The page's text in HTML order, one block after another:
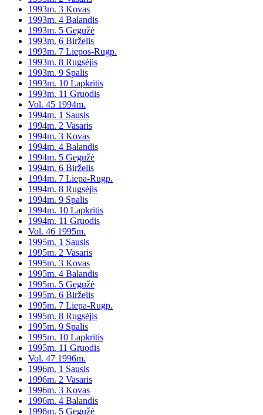
1993m. 3 Kovas
1993m. 4 Balandis
1993m. 5 Gegužė
1993m. 6 Birželis
1993m. 7 Liepos-Rugp.
1993m. 8 Rugsėjis
1993m. 9 Spalis
1993m. 10 Lapkritis
1993m. 11 Gruodis
Vol. 45 1994m.
1994m. 1 Sausis
1994m. 2 Vasaris
1994m. 3 Kovas
1994m. 4 Balandis
1994m. 5 Gegužė
1994m. 6 Birželis
1994m. 7 Liepa-Rugp.
1994m. 8 Rugsėjis
1994m. 9 Spalis
1994m. 10 Lapkritis
1994m. 11 Gruodis
Vol. 46 1995m.
1995m. 1 Sausis
1995m. 2 Vasaris
1995m. 3 Kovas
1995m. 4 Balandis
1995m. 5 Gegužė
1995m. 6 Birželis
1995m. 7 Liepa-Rugp.
1995m. 8 Rugsėjis
1995m. 9 Spalis
1995m. 10 Lapkritis
1995m. 11 Gruodis
Vol. 47 1996m.
1996m. 1 Sausis
1996m. 2 Vasaris
1996m. 3 Kovas
1996m. 4 Balandis
1996m. 5 Gegužė